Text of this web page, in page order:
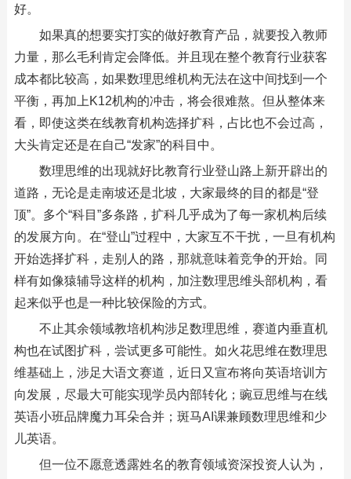
好。
如果真的想要实打实的做好教育产品，就要投入教师
力量，那么毛利肯定会降低。并且现在整个教育行业获客
成本都比较高，如果数理思维机构无法在这中间找到一个
平衡，再加上K12机构的冲击，将会很难熬。但从整体来
看，即使这类在线教育机构选择扩科，占比也不会过高，
大头肯定还是在自己“发家”的科目中。
数理思维的出现就好比教育行业登山路上新开辟出的
道路，无论是走南坡还是北坡，大家最终的目的都是“登
顶”。多个“科目”多条路，扩科几乎成为了每一家机构后续
的发展方向。在“登山”过程中，大家互不干扰，一旦有机构
开始选择扩科，走别人的路，那就意味着竞争的开始。同
样有如像猿辅导这样的机构，加注数理思维头部机构，看
起来似乎也是一种比较保险的方式。
不止其余领域教培机构涉足数理思维，赛道内垂直机
构也在试图扩科，尝试更多可能性。如火花思维在数理思
维基础上，涉足大语文赛道，近日又宣布将向英语培训方
向发展，尽最大可能实现学员内部转化；豌豆思维与在线
英语小班品牌魔力耳朵合并；斑马AI课兼顾数理思维和少
儿英语。
但一位不愿意透露姓名的教育领域资深投资人认为，